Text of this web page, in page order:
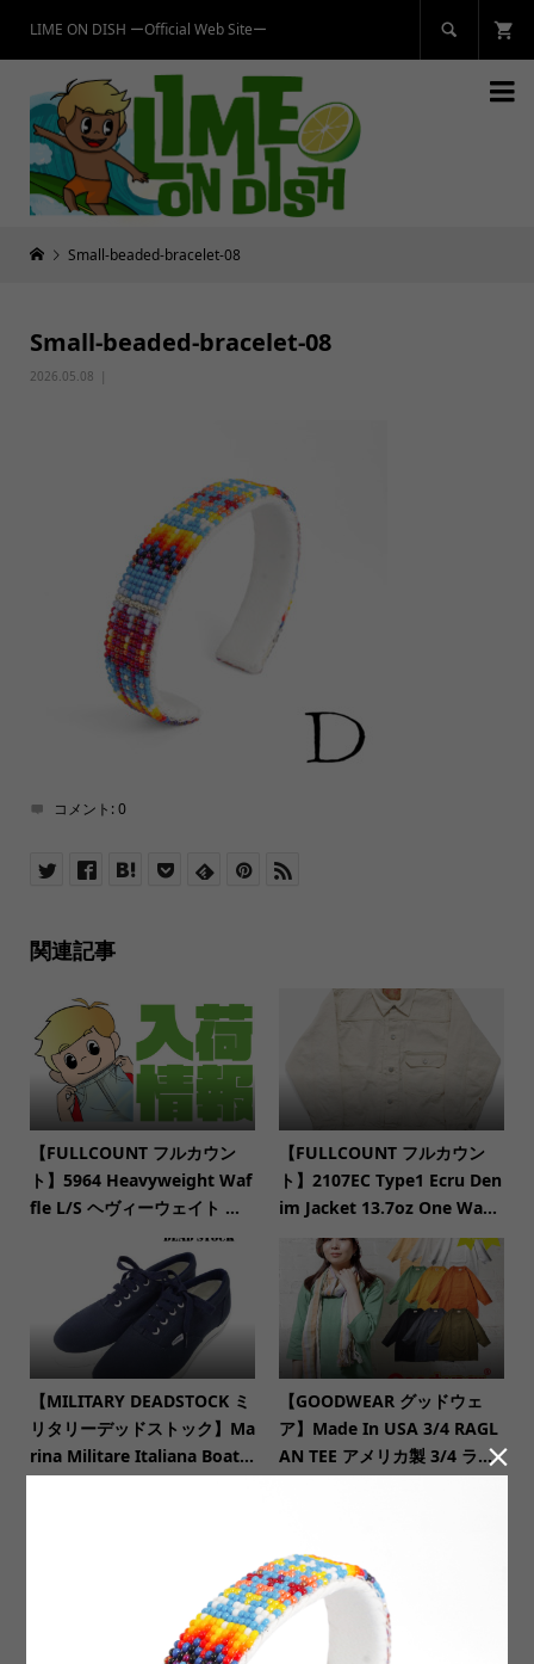
LIME ON DISH ーOfficial Web Siteー 

Small-beaded-bracelet-08
Small-beaded-bracelet-08
2026.05.08
コメント:0
関連記事
【FULLCOUNT フルカウン
ト】5964 Heavyweight Waf
fle L/S ヘヴィーウェイト ...
【FULLCOUNT フルカウン
ト】2107EC Type1 Ecru Den
im Jacket 13.7oz One Wa...
【MILITARY DEADSTOCK ミ
リタリーデッドストック】Ma
rina Militare Italiana Boat...
【GOODWEAR グッドウェ
ア】Made In USA 3/4 RAGL
AN TEE アメリカ製 3/4 ラ...
【Soglia ソリア】PORTMIX
【Au Vrai Chic(オーブライシ
